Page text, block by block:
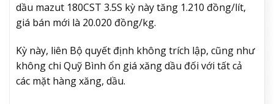
dầu mazut 180CST 3.5S kỳ này tăng 1.210 đồng/lít,
giá bán mới là 20.020 đồng/kg.
Kỳ này, liên Bộ quyết định không trích lập, cũng như
không chi Quỹ Bình ổn giá xăng dầu đối với tất cả
các mặt hàng xăng, dầu.